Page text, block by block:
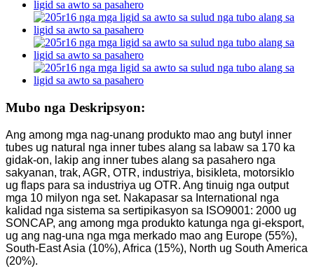
Mubo nga Deskripsyon:
Ang among mga nag-unang produkto mao ang butyl inner
tubes ug natural nga inner tubes alang sa labaw sa 170 ka
gidak-on, lakip ang inner tubes alang sa pasahero nga
sakyanan, trak, AGR, OTR, industriya, bisikleta, motorsiklo
ug flaps para sa industriya ug OTR. Ang tinuig nga output
mga 10 milyon nga set. Nakapasar sa International nga
kalidad nga sistema sa sertipikasyon sa ISO9001: 2000 ug
SONCAP, ang among mga produkto katunga nga gi-eksport,
ug ang nag-una nga mga merkado mao ang Europe (55%),
South-East Asia (10%), Africa (15%), North ug South America
(20%).